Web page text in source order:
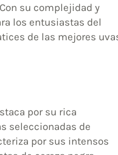
su complejidad y
los entusiastas del
de las mejores
por su rica
seleccionadas de
por sus intensos